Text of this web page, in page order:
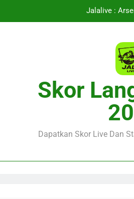
Jalalive :
Jalalive Menyajikan
Jalalive Hadirkan
Jalalive :
Jalalive Hadirkan
Skor
Dapatkan Skor Live Dan